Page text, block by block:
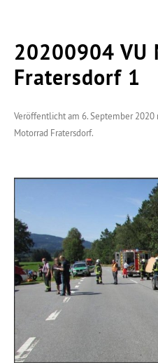
20200904 VU
Fratersdorf 1
Veröffentlicht am 6. September 2020
Motorrad Fratersdorf.